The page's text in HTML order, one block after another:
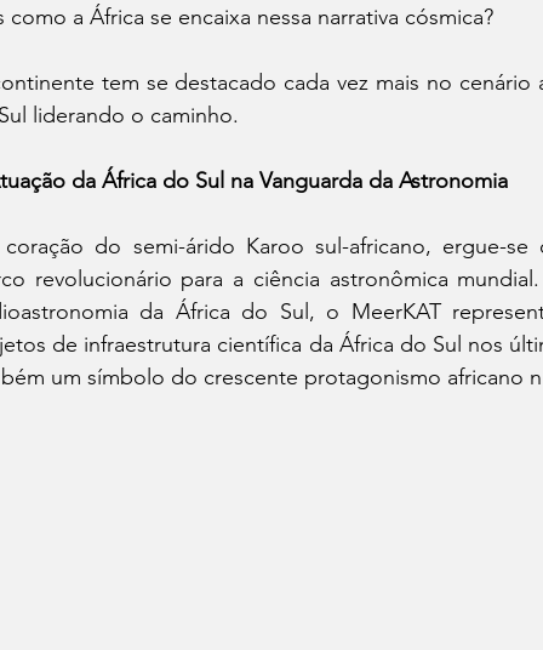
como a África se encaixa nessa narrativa cósmica?
tem se destacado cada vez mais no
liderando o caminho.
da África do Sul na Vanguarda da Astronomia
do semi-árido Karoo sul-africano, ergue-se
revolucionário para a ciência astronômica
da África do Sul, o MeerKAT
de infraestrutura científica da África do Sul nos
um símbolo do crescente protagonismo africano